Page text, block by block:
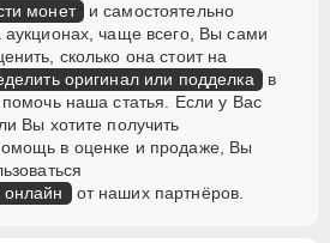
монет и самостоятельно
чаще всего, Вы сами
сколько она стоит на
оригинал или подделка в
наша статья. Если у Вас
Вы хотите получить
в оценке и продаже, Вы
онлайн от наших партнёров.